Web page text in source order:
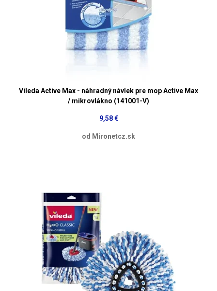
Vileda Active Max - náhradný návlek pre mop Active Max
/ mikrovlákno (141001-V)
9,58 €
od Mironetcz.sk